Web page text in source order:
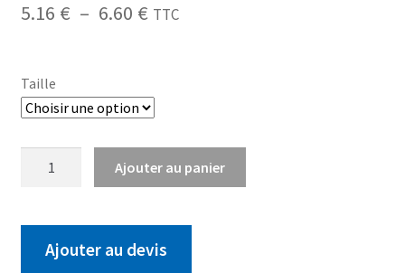
5.16 € – 6.60 € TTC
Taille
Ajouter au panier
Ajouter au devis